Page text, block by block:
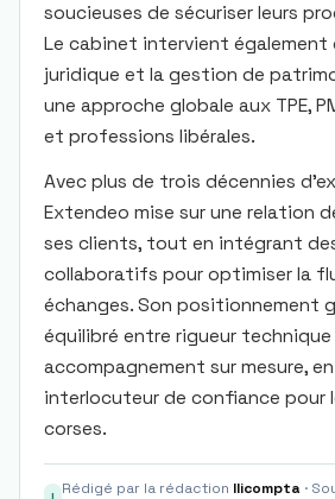
soucieuses de sécuriser leurs
Le cabinet intervient également
juridique et la gestion de
une approche globale aux TPE,
et professions libérales.
Avec plus de trois décennies
Extendeo mise sur une relation
ses clients, tout en intégrant
collaboratifs pour optimiser la
échanges. Son positionnement
équilibré entre rigueur
accompagnement sur mesure,
interlocuteur de confiance pour
corses.
Rédigé par la rédaction Ilicompta ·